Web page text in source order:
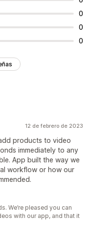
0
0
0
12 de febrero de 2023
products to video
immediately to any
App built the way we
workflow or how our
We’re pleased you can
with our app, and that it